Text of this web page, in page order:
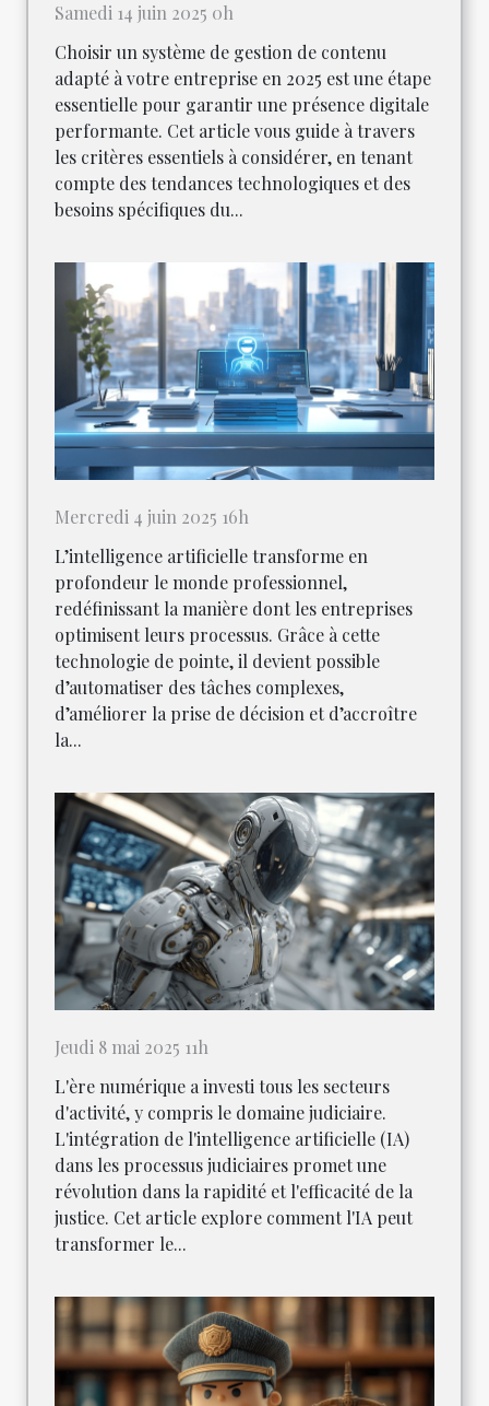
Samedi 14 juin 2025 0h
Choisir un système de gestion de contenu
adapté à votre entreprise en 2025 est une étape
essentielle pour garantir une présence digitale
performante. Cet article vous guide à travers
les critères essentiels à considérer, en tenant
compte des tendances technologiques et des
besoins spécifiques du...
Mercredi 4 juin 2025 16h
L’intelligence artificielle transforme en
profondeur le monde professionnel,
redéfinissant la manière dont les entreprises
optimisent leurs processus. Grâce à cette
technologie de pointe, il devient possible
d’automatiser des tâches complexes,
d’améliorer la prise de décision et d’accroître
la...
Jeudi 8 mai 2025 11h
L'ère numérique a investi tous les secteurs
d'activité, y compris le domaine judiciaire.
L'intégration de l'intelligence artificielle (IA)
dans les processus judiciaires promet une
révolution dans la rapidité et l'efficacité de la
justice. Cet article explore comment l'IA peut
transformer le...